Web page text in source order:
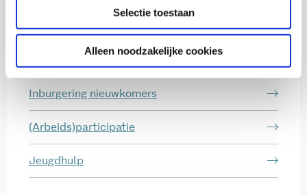
Selectie toestaan
Alleen noodzakelijke cookies
Inburgering nieuwkomers
(Arbeids)participatie
Jeugdhulp